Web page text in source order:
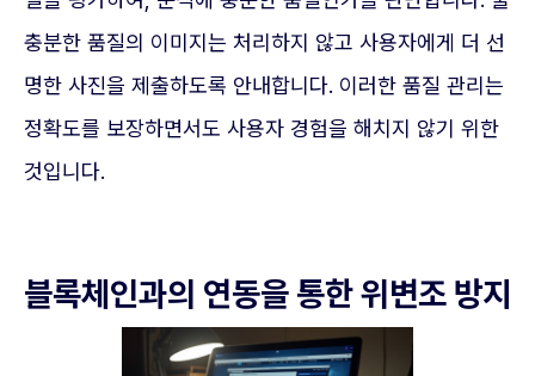
충분한 품질의 이미지는 처리하지 않고 사용자에게 더 선
명한 사진을 제출하도록 안내합니다. 이러한 품질 관리는
정확도를 보장하면서도 사용자 경험을 해치지 않기 위한
것입니다.
블록체인과의 연동을 통한 위변조 방지